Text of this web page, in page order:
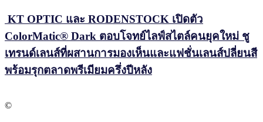
KT OPTIC และ RODENSTOCK เปิดตัว
ColorMatic® Dark ตอบโจทย์ไลฟ์สไตล์คนยุคใหม่ ชู
เทรนด์เลนส์ที่ผสานการมองเห็นและแฟชั่นเลนส์ปลี่ยนสี
พร้อมรุกตลาดพรีเมียมครึ่งปีหลัง
©